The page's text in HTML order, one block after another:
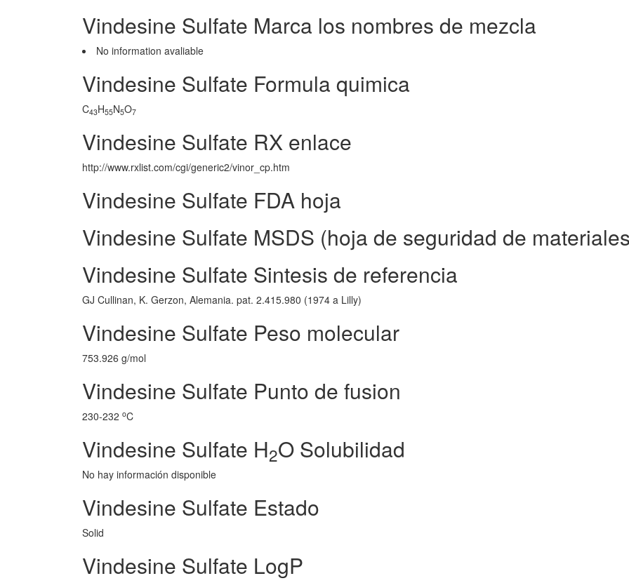
Vindesine Sulfate Marca los nombres de mezcla
No information avaliable
Vindesine Sulfate Formula quimica
C43H55N5O7
Vindesine Sulfate RX enlace
http://www.rxlist.com/cgi/generic2/vinor_cp.htm
Vindesine Sulfate FDA hoja
Vindesine Sulfate MSDS (hoja de seguridad de
Vindesine Sulfate Sintesis de referencia
GJ Cullinan, K. Gerzon, Alemania. pat. 2.415.980 (1974 a Lilly)
Vindesine Sulfate Peso molecular
753.926 g/mol
Vindesine Sulfate Punto de fusion
230-232 oC
Vindesine Sulfate H2O Solubilidad
No hay información disponible
Vindesine Sulfate Estado
Solid
Vindesine Sulfate LogP